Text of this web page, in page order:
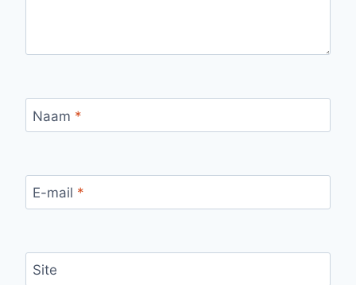
Naam *
E-mail *
Site